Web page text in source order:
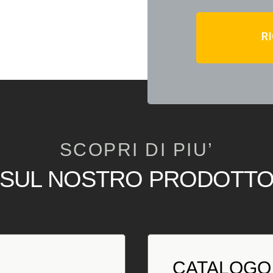
SCOPRI DI PIU’
SUL NOSTRO
CATALOGO